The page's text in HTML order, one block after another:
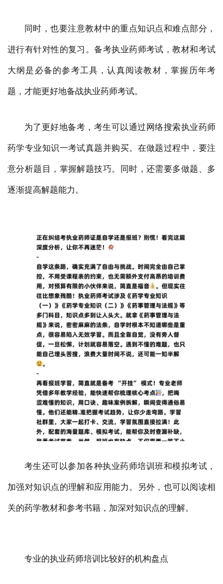
同时，也要注意教材中的重点知识点和难点部分，
进行有针对性的复习。备考执业药师考试，教材和考试
大纲是必备的参考工具，认真阅读教材，掌握历年考
题，才能更好地备战执业药师考试。
为了更好地备考，考生可以通过网络搜索执业药师
药学专业知识一考试真题并购买。在做题过程中，要注
意分析题目，掌握解题技巧。同时，还需要多做题、多
逐渐提高解题能力。
考生还可以参加各种执业药师培训班和模拟考试，
加强对知识点的理解和应用能力。另外，也可以阅读相
关的药学教材和参考书籍，加深对知识点的理解。
专业的执业药师培训比较好的机构盘点